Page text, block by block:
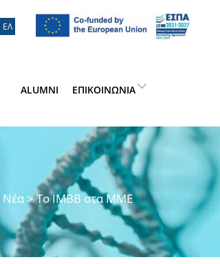
ΕΛ
ALUMNI ΕΠΙΚΟΙΝΩΝΊΑ
Νέα > Το IMBB στα ΜΜΕ